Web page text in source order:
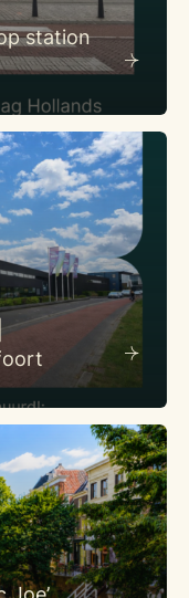
station